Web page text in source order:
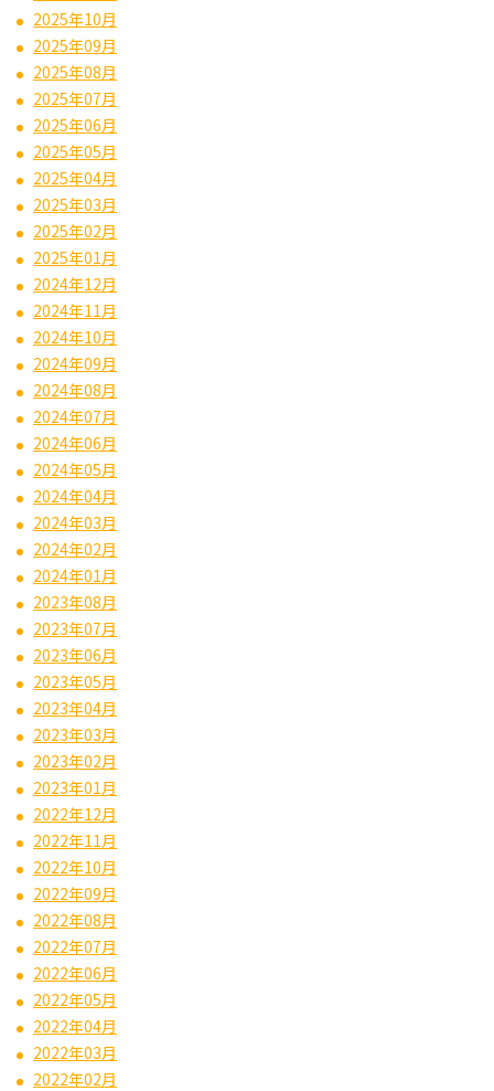
2025年10月
2025年09月
2025年08月
2025年07月
2025年06月
2025年05月
2025年04月
2025年03月
2025年02月
2025年01月
2024年12月
2024年11月
2024年10月
2024年09月
2024年08月
2024年07月
2024年06月
2024年05月
2024年04月
2024年03月
2024年02月
2024年01月
2023年08月
2023年07月
2023年06月
2023年05月
2023年04月
2023年03月
2023年02月
2023年01月
2022年12月
2022年11月
2022年10月
2022年09月
2022年08月
2022年07月
2022年06月
2022年05月
2022年04月
2022年03月
2022年02月